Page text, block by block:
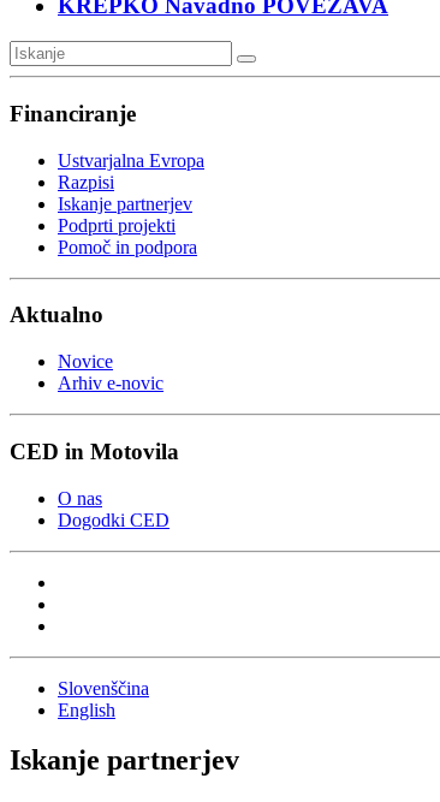
Financiranje
Ustvarjalna Evropa
Razpisi
Iskanje partnerjev
Podprti projekti
Pomoč in podpora
Aktualno
Novice
Arhiv e-novic
CED in Motovila
O nas
Dogodki CED
Slovenščina
English
Iskanje partnerjev